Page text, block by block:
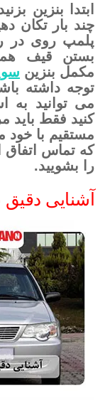
ابتدا بنزین
چند بار تکان
پلمپ روی در
بستن قیف
مکمل بنزین
توجه داشته
می توانید به
کنید فقط باید
مستقیم با خود
که تماس اتفاق
را بشویید.
آشنایی دقیق